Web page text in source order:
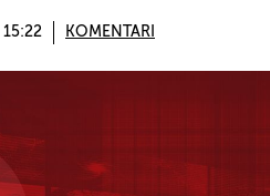
15:22 KOMENTARI